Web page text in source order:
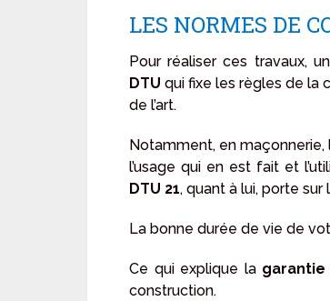
LES NORMES DE
Pour réaliser ces travaux,
DTU qui fixe les règles de la
de l’art.
Notamment, en maçonnerie,
l’usage qui en est fait et
DTU 21, quant à lui, porte
La bonne durée de vie de
Ce qui explique la
construction.